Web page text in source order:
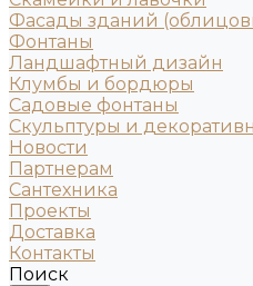
Фасады зданий
Фонтаны
Ландшафтный дизайн
Клумбы и бордюры
Садовые фонтаны
Скульптуры и
Новости
Партнерам
Сантехника
Проекты
Доставка
Контакты
Поиск